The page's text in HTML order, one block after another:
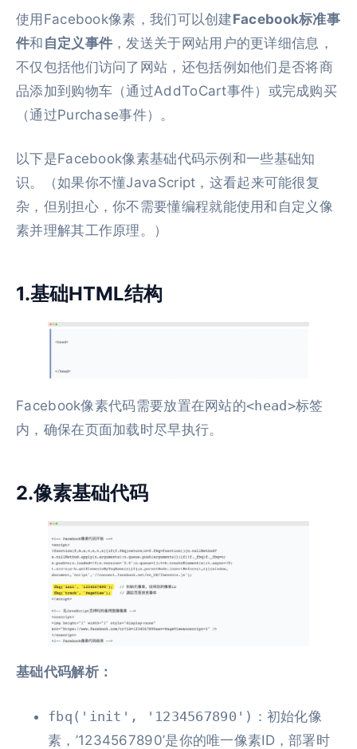
使用Facebook像素，我们可以创建Facebook标准事
件和 自定义事件 ，发送关于网站用户的更详细信息，
不仅包括他们访问了网站，还包括例如他们是否将商
品添加到购物车（通过AddToCart事件）或完成购买
（通过Purchase事件）。
以下是Facebook像素基础代码示例和一些基础知
识。（如果你不懂JavaScript，这看起来可能很复
杂，但别担心，你不需要懂编程就能使用和自定义像
素并理解其工作原理。）
1.基础HTML结构
Facebook像素代码需要放置在网站的<head>标签
内，确保在页面加载时尽早执行。
2.像素基础代码
基础代码解析：
fbq('init', '1234567890') ：初始化像
素，’1234567890’是你的唯一像素ID，部署时